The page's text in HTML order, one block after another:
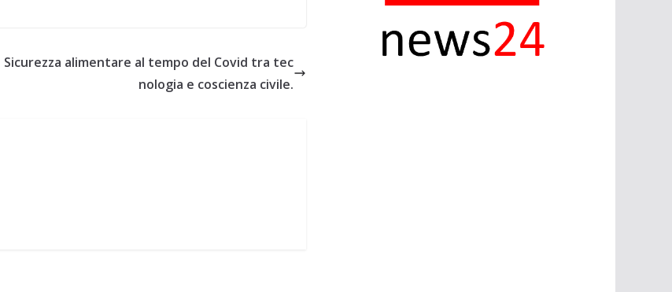
Sicurezza alimentare al tempo del Covid tra tec
nologia e coscienza civile.